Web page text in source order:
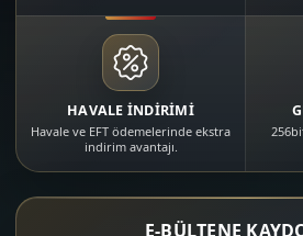
HAVALE İNDİRİMİ
Havale ve EFT ödemelerinde ekstra
indirim avantajı.
E-BÜLTENE